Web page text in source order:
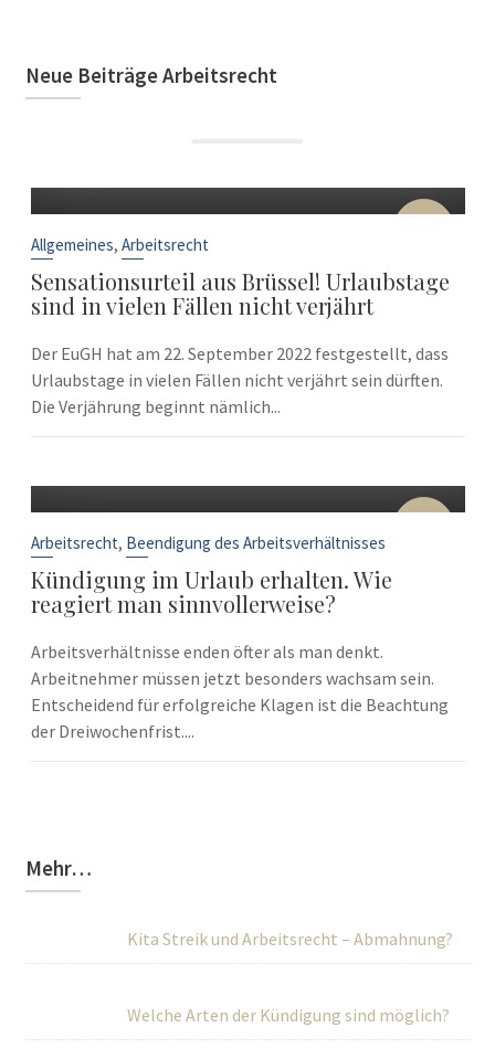
Neue Beiträge Arbeitsrecht
22
Allgemeines, Arbeitsrecht
Sensationsurteil aus Brüssel! Urlaubstage
sind in vielen Fällen nicht verjährt
Der EuGH hat am 22. September 2022 festgestellt, dass
Urlaubstage in vielen Fällen nicht verjährt sein dürften.
Die Verjährung beginnt nämlich...
10
Arbeitsrecht, Beendigung des Arbeitsverhältnisses
Kündigung im Urlaub erhalten. Wie
reagiert man sinnvollerweise?
Arbeitsverhältnisse enden öfter als man denkt.
Arbeitnehmer müssen jetzt besonders wachsam sein.
Entscheidend für erfolgreiche Klagen ist die Beachtung
der Dreiwochenfrist....
Mehr…
Kita Streik und Arbeitsrecht – Abmahnung?
Welche Arten der Kündigung sind möglich?